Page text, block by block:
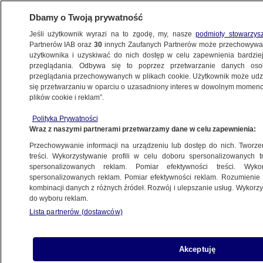
POLSKA
Dudy: pozwólmy na wszystkie rozmowy
6.11.2023, 21:56
Udostępnij
Dbamy o Twoją prywatność
Jeśli użytkownik wyrazi na to zgodę, my, naszepodmioty
Partnerów IAB oraz30 innych Zaufanych Partnerów może
użytkownika i uzyskiwać do nich dostęp w celu zapewnienia
przeglądania. Odbywa się to poprzez przetwarzanie danych
przeglądania przechowywanych w plikach cookie. Użytkownik może
się przetwarzaniu w oparciu o uzasadniony interes w dowolnym
plików cookie i reklam”.
Polityka Prywatności
Wraz z naszymi partnerami przetwarzamy dane w celu zapewnienia:
Przechowywanie informacji na urządzeniu lub dostęp do nich.
treści. Wykorzystywanie profili w celu doboru spersonalizowanych
spersonalizowanych reklam. Pomiar efektywności treści.
spersonalizowanych reklam. Pomiar efektywności reklam.
kombinacji danych z różnych źródeł. Rozwój i ulepszanie usług.
do wyboru reklam.
Lista partnerów (dostawców)
Akceptuję